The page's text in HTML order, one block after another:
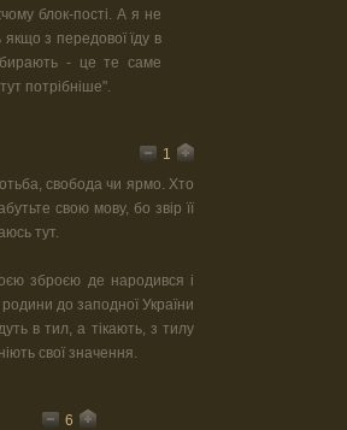
блок-пості. А я не
з передової їду в
- це те саме
потрібніше".
1
свобода чи ярмо. Хто
свою мову, бо звір її
тут.
зброєю де народився і
до заподної України
в тил, а тікають, з тилу
свої значення.
6